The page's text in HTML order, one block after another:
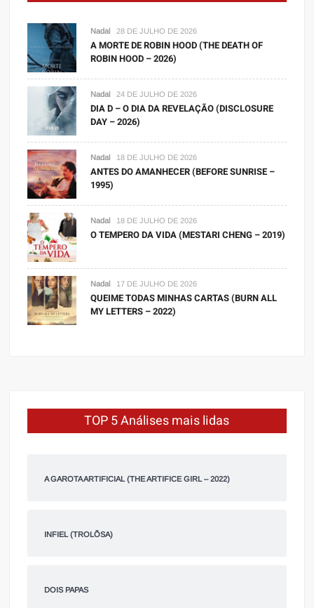
Nadal 28 DE JULHO DE 2026
A MORTE DE ROBIN HOOD (THE DEATH OF
ROBIN HOOD – 2026)
Nadal 24 DE JULHO DE 2026
DIA D – O DIA DA REVELAÇÃO (DISCLOSURE
DAY – 2026)
Nadal 18 DE JULHO DE 2026
ANTES DO AMANHECER (BEFORE SUNRISE –
1995)
Nadal 18 DE JULHO DE 2026
O TEMPERO DA VIDA (MESTARI CHENG – 2019)
Nadal 17 DE JULHO DE 2026
QUEIME TODAS MINHAS CARTAS (BURN ALL
MY LETTERS – 2022)
TOP 5 Análises mais lidas
A GAROTA ARTIFICIAL (THE ARTIFICE GIRL – 2022)
INFIEL (TROLÕSA)
DOIS PAPAS